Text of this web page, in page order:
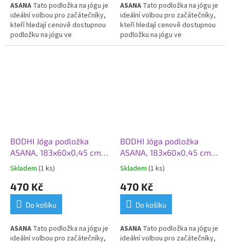
ASANA Tato podložka na jógu je
ideální volbou pro začátečníky,
kteří hledají cenově dostupnou
podložku na jógu ve
standardním rozměru. Je lehká,
ASANA Tato podložka na jógu je
ideální volbou pro začátečníky,
kteří hledají cenově dostupnou
podložku na jógu ve
standardním rozměru. Je lehká,
BODHI Jóga podložka
ASANA, 183x60x0,45 cm,
mango
Skladem (1 ks)
470 Kč
Do košíku
ASANA Tato podložka na jógu je
ideální volbou pro začátečníky,
BODHI Jóga podložka
ASANA, 183x60x0,45 cm,
modrá světlá
Skladem (1 ks)
470 Kč
Do košíku
ASANA Tato podložka na jógu je
ideální volbou pro začátečníky,